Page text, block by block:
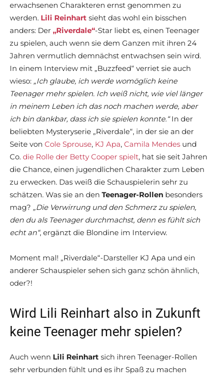
erwachsenen Charakteren ernst genommen zu
werden. Lili Reinhart sieht das wohl ein bisschen
anders: Der „Riverdale“-Star liebt es, einen Teenager
zu spielen, auch wenn sie dem Ganzen mit ihren 24
Jahren vermutlich demnächst entwachsen sein wird.
In einem Interview mit „Buzzfeed“ verriet sie auch
wieso: „Ich glaube, ich werde womöglich keine
Teenager mehr spielen. Ich weiß nicht, wie viel länger
in meinem Leben ich das noch machen werde, aber
ich bin dankbar, dass ich sie spielen konnte.“In der
beliebten Mysteryserie „Riverdale“, in der sie an der
Seite von Cole Sprouse, KJ Apa, Camila Mendes und
Co. die Rolle der Betty Cooper spielt, hat sie seit Jahren
die Chance, einen jugendlichen Charakter zum Leben
zu erwecken. Das weiß die Schauspielerin sehr zu
schätzen. Was sie an den Teenager-Rollen besonders
mag? „Die Verwirrung und den Schmerz zu spielen,
den du als Teenager durchmachst, denn es fühlt sich
echt an“, ergänzt die Blondine im Interview.
Moment mal! „Riverdale“-Darsteller KJ Apa und ein
anderer Schauspieler sehen sich ganz schön ähnlich,
oder?!
Wird Lili Reinhart also in Zukunft
keine Teenager mehr spielen?
Auch wenn Lili Reinhart sich ihren Teenager-Rollen
sehr verbunden fühlt und es ihr Spaß zu machen